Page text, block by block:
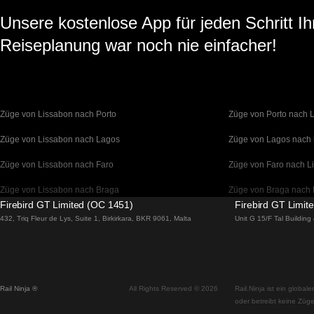
Unsere kostenlose App für jeden Schritt
Reiseplanung war noch nie einfacher!
Züge von Lissabon nach Porto Züge von Porto nach
Züge von Lissabon nach Lagos Züge von Lagos nach
Züge von Lissabon nach Faro Züge von Faro nach
Züge von Lissabon nach Braga Züge von Braga nach
Züge von Barcelona nach Madrid Züge von Madrid
Züge von Madrid nach Sevilla Züge von Sevilla
Firebird GT Limited (OC 1451)
432, Triq Fleur de Lys, Suite 1, Birkirkara, BKR 9061, Malta
Firebird GT
Unit G 15/F Tal
Rail Ninja ® All Rights Reserved © 2026
Rail.Ninja ist ein
oder betreibt keine Züge.